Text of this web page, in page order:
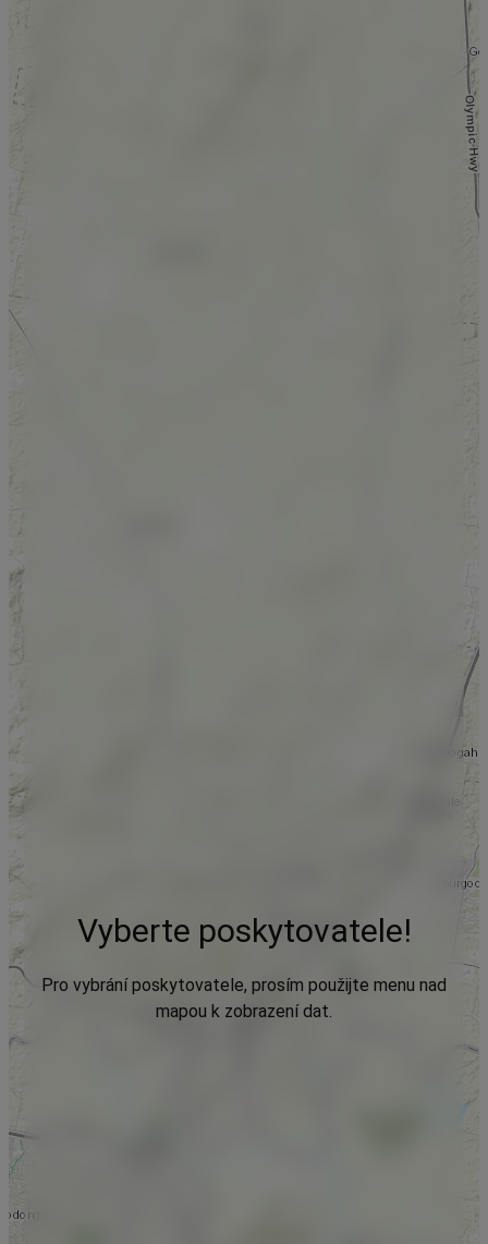
Vyberte poskytovatele!
Pro vybrání poskytovatele, prosím použijte menu nad
mapou k zobrazení dat.